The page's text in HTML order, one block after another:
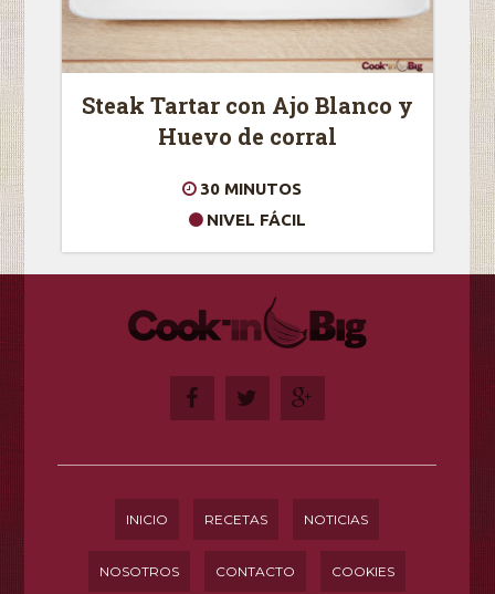
Steak Tartar con Ajo Blanco y
Huevo de corral
30 MINUTOS
NIVEL FÁCIL
INICIO RECETAS NOTICIAS
NOSOTROS CONTACTO COOKIES